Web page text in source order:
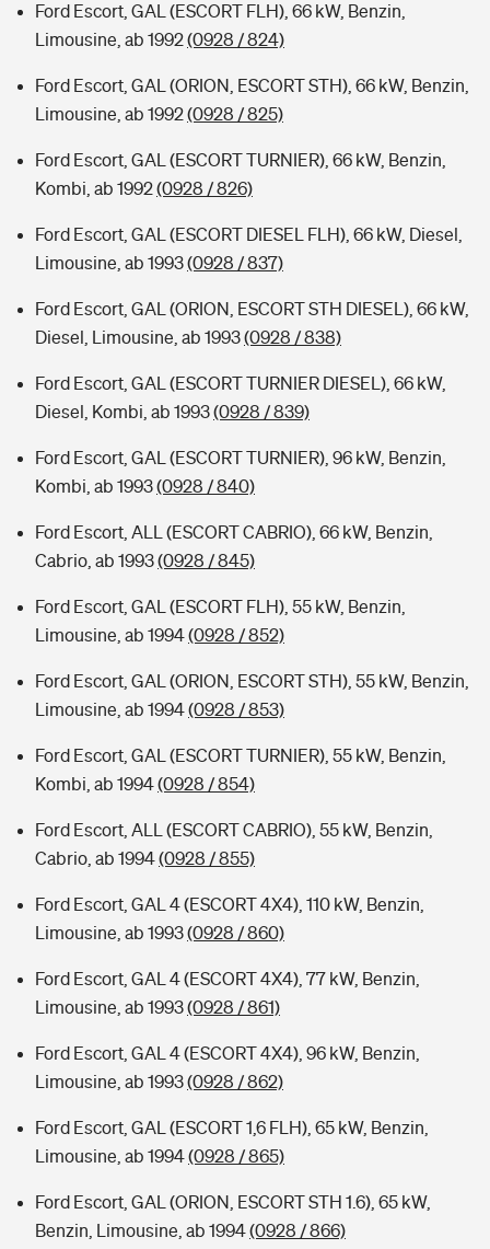
Ford Escort, GAL (ESCORT FLH), 66 kW, Benzin,
Limousine, ab 1992(0928 / 824)
Ford Escort, GAL (ORION, ESCORT STH), 66 kW, Benzin,
Limousine, ab 1992(0928 / 825)
Ford Escort, GAL (ESCORT TURNIER), 66 kW, Benzin,
Kombi, ab 1992(0928 / 826)
Ford Escort, GAL (ESCORT DIESEL FLH), 66 kW, Diesel,
Limousine, ab 1993(0928 / 837)
Ford Escort, GAL (ORION, ESCORT STH DIESEL), 66 kW,
Diesel, Limousine, ab 1993(0928 / 838)
Ford Escort, GAL (ESCORT TURNIER DIESEL), 66 kW,
Diesel, Kombi, ab 1993(0928 / 839)
Ford Escort, GAL (ESCORT TURNIER), 96 kW, Benzin,
Kombi, ab 1993(0928 / 840)
Ford Escort, ALL (ESCORT CABRIO), 66 kW, Benzin,
Cabrio, ab 1993(0928 / 845)
Ford Escort, GAL (ESCORT FLH), 55 kW, Benzin,
Limousine, ab 1994(0928 / 852)
Ford Escort, GAL (ORION, ESCORT STH), 55 kW, Benzin,
Limousine, ab 1994(0928 / 853)
Ford Escort, GAL (ESCORT TURNIER), 55 kW, Benzin,
Kombi, ab 1994(0928 / 854)
Ford Escort, ALL (ESCORT CABRIO), 55 kW, Benzin,
Cabrio, ab 1994(0928 / 855)
Ford Escort, GAL 4 (ESCORT 4X4), 110 kW, Benzin,
Limousine, ab 1993(0928 / 860)
Ford Escort, GAL 4 (ESCORT 4X4), 77 kW, Benzin,
Limousine, ab 1993(0928 / 861)
Ford Escort, GAL 4 (ESCORT 4X4), 96 kW, Benzin,
Limousine, ab 1993(0928 / 862)
Ford Escort, GAL (ESCORT 1,6 FLH), 65 kW, Benzin,
Limousine, ab 1994(0928 / 865)
Ford Escort, GAL (ORION, ESCORT STH 1.6), 65 kW,
Benzin, Limousine, ab 1994(0928 / 866)